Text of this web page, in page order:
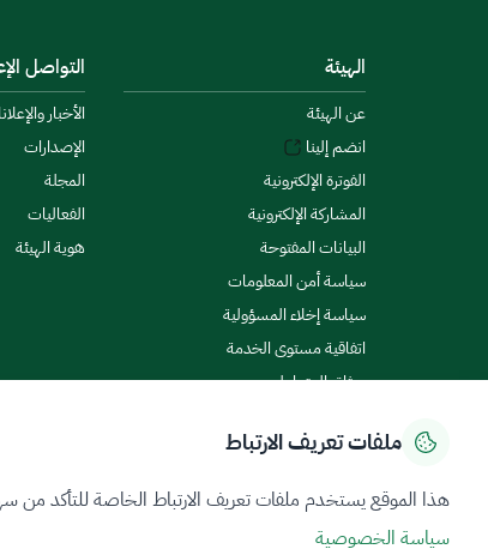
الهيئة
عن الهيئة
انضم إلينا
الفوترة الإلكترونية
المشاركة الإلكترونية
البيانات المفتوحة
سياسة أمن المعلومات
سياسة إخلاء المسؤولية
اتفاقية مستوى الخدمة
ميثاق المتعاملين
التواصل
الأخبار
الإصدارات
المجلة
الفعاليات
هوية الهيئة
جميع الحقوق محفوظة 2026 © ZATCA.GOV.SA
ملفات تعريف الارتباط
هذا الموقع يستخدم ملفات تعريف الارتباط الخاصة للتأكد من
سياسة الخصوصية